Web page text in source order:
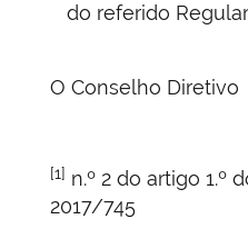
do referido
O Conselho Diretivo
[1] n.º 2 do artigo 1.º
2017/745